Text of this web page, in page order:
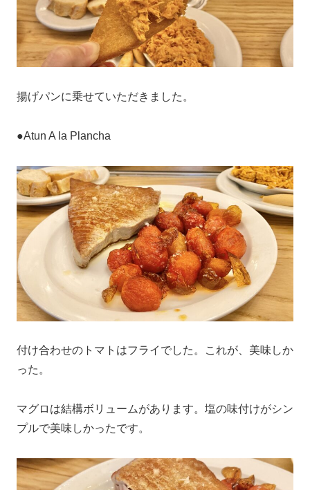
揚げパンに乗せていただきました。
●Atun A la Plancha
付け合わせのトマトはフライでした。これが、美味しか
った。
マグロは結構ボリュームがあります。塩の味付けがシン
プルで美味しかったです。